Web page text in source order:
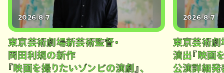
2026.8.7
東京芸術劇場新芸術監督・
岡田利規の新作
『映画を撮りたいゾンビの演劇』、
2026.8.7
東京芸術劇
演出『映画
公演詳細発